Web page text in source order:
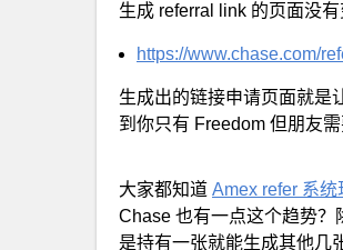
生成 referral link 的页面没
https://www.chase.com/
生成出的链接申请页面就是
到你只有 Freedom 但朋友
大家都知道 Amex refer 系统
Chase 也有一点这个趋势？
是持有一张就能生成其他几